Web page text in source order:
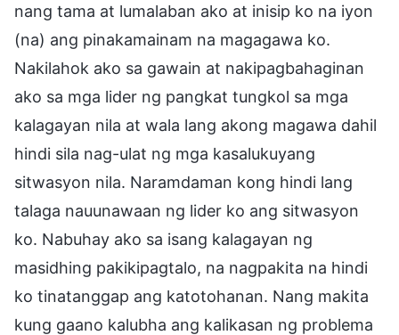
nang tama at lumalaban ako at inisip ko na iyon
(na) ang pinakamainam na magagawa ko.
Nakilahok ako sa gawain at nakipagbahaginan
ako sa mga lider ng pangkat tungkol sa mga
kalagayan nila at wala lang akong magawa dahil
hindi sila nag-ulat ng mga kasalukuyang
sitwasyon nila. Naramdaman kong hindi lang
talaga nauunawaan ng lider ko ang sitwasyon
ko. Nabuhay ako sa isang kalagayan ng
masidhing pakikipagtalo, na nagpakita na hindi
ko tinatanggap ang katotohanan. Nang makita
kung gaano kalubha ang kalikasan ng problema